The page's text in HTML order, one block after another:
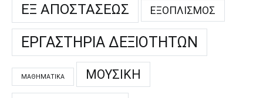
ΕΞ ΑΠΟΣΤΆΣΕΩΣ ΕΞΟΠΛΙΣΜΌΣ
ΕΡΓΑΣΤΉΡΙΑ ΔΕΞΙΟΤΉΤΩΝ
ΜΑΘΗΜΑΤΙΚΆ ΜΟΥΣΙΚΉ